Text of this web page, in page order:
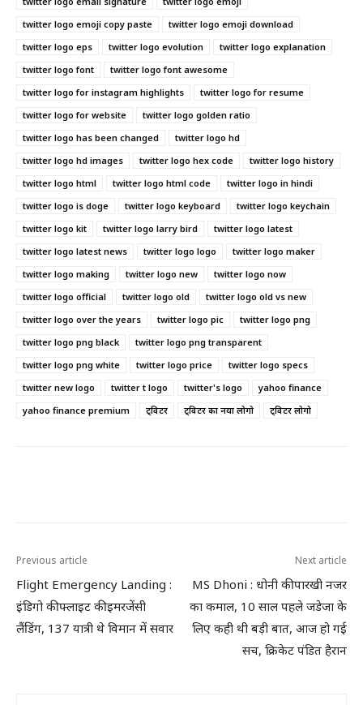
twitter logo emoji copy paste
twitter logo emoji download
twitter logo eps
twitter logo evolution
twitter logo explanation
twitter logo font
twitter logo font awesome
twitter logo for instagram highlights
twitter logo for resume
twitter logo for website
twitter logo golden ratio
twitter logo has been changed
twitter logo hd
twitter logo hd images
twitter logo hex code
twitter logo history
twitter logo html
twitter logo html code
twitter logo in hindi
twitter logo is doge
twitter logo keyboard
twitter logo keychain
twitter logo kit
twitter logo larry bird
twitter logo latest
twitter logo latest news
twitter logo logo
twitter logo maker
twitter logo making
twitter logo new
twitter logo now
twitter logo official
twitter logo old
twitter logo old vs new
twitter logo over the years
twitter logo pic
twitter logo png
twitter logo png black
twitter logo png transparent
twitter logo png white
twitter logo price
twitter logo specs
twitter new logo
twitter t logo twitter's logo
yahoo finance
yahoo finance premium
ट्विटर ट्विटर का नया लोगो ट्विटर लोगो
Previous article
Flight Emergency Landing :
इंडिगो की फ्लाइट की इमरजेंसी
लैंडिंग, 137 यात्री थे विमान में सवार
Next article
MS Dhoni : धोनी की पारखी नजर
का कमाल, 10 साल पहले जडेजा के
लिए कही थी बड़ी बात, आज हो गई
सच, क्रिकेट पंडित हैरान